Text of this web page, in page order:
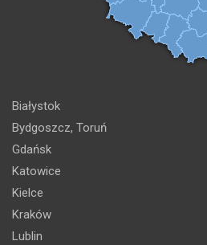
Białystok
Bydgoszcz, Toruń
Gdańsk
Katowice
Kielce
Kraków
Lublin